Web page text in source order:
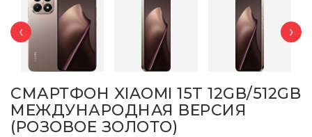
‹ ›
СМАРТФОН XIAOMI 15T 12GB/512GB
МЕЖДУНАРОДНАЯ ВЕРСИЯ
(РОЗОВОЕ ЗОЛОТО)